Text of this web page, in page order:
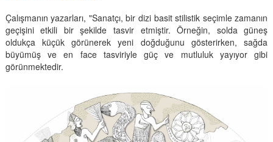
Çalışmanın yazarları, "Sanatçı, bir dizi basit stilistik seçimle zamanın
geçişini etkili bir şekilde tasvir etmiştir. Örneğin, solda güneş
oldukça küçük görünerek yeni doğduğunu gösterirken, sağda
büyümüş ve en face tasviriyle güç ve mutluluk yayıyor gibi
görünmektedir.